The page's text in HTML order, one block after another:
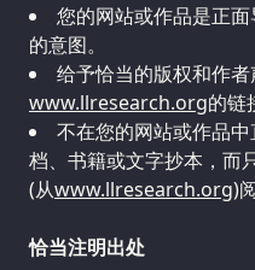
您的网站或作品是正
的意图。
给予恰当的版权和作
www.llresearch.org的链
不在您的网站或作品
档、书籍或文字抄本，而
(从www.llresearch.org)
恰当注明出处